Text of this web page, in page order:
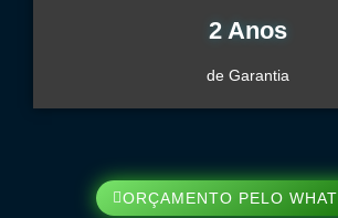
2 Anos
de Garantia
ORÇAMENTO PELO